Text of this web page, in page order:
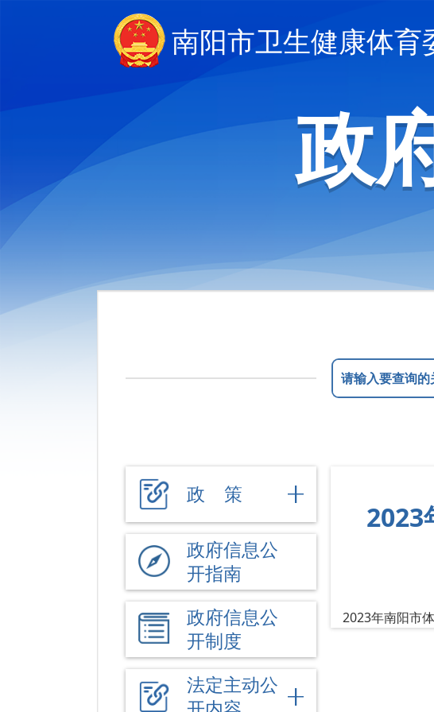
南阳市卫生健康体育
政
政 策
政府信息公
开指南
政府信息公
开制度
法定主动公
2023
2023年南阳市